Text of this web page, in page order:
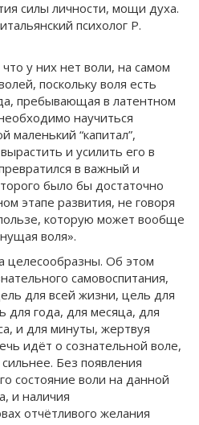
силы личности, мощи духа.
психолог Р.
у них нет воли, на самом
поскольку воля есть
пребывающая в латентном
научиться
маленький “капитал”,
и усилить его в
в важный и
было бы достаточно
этапе развития, не говоря
которую может вообще
воля».
целесообразны. Об этом
самовоспитания,
для всей жизни, цель для
для года, для месяца, для
и для минуты, жертвуя
идёт о сознательной воле,
Без появления
состояние воли на данной
и наличия
отчётливого желания